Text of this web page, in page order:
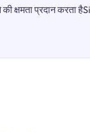
क्षमता प्रदान करता